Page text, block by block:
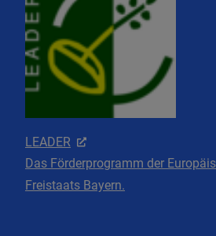
LEADER
Das Förderprogramm der
Freistaats Bayern.